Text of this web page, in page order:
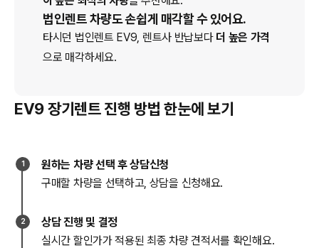
법인렌트 차량도 손쉽게 매각할 수 있어요.
타시던 법인렌트 EV9 , 렌트사 반납보다 더 높은 가격
으로 매각하세요.
EV9 장기렌트 진행 방법 한눈에 보기
1
원하는 차량 선택 후 상담신청
구매할 차량을 선택하고, 상담을 신청해요.
2
상담 진행 및 결정
실시간 할인가가 적용된 최종 차량 견적서를 확인해요.